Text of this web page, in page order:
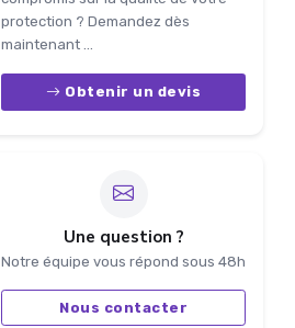
protection ? Demandez dès
maintenant ...
Obtenir un devis
Une question ?
Notre équipe vous répond sous 48h
Nous contacter